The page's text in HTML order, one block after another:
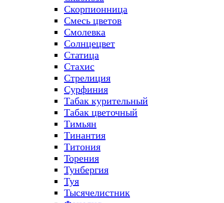
Скорпионница
Смесь цветов
Смолевка
Солнцецвет
Статица
Стахис
Стрелиция
Сурфиния
Табак курительный
Табак цветочный
Тимьян
Тинантия
Титония
Торения
Тунбергия
Туя
Тысячелистник